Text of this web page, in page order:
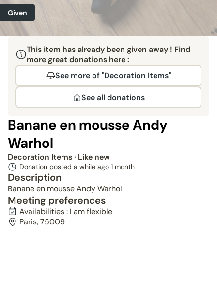
Given
This item has already been given away ! Find
more great donations here :
See more of "Decoration Items"
See all donations
Banane en mousse Andy
Warhol
Decoration Items· Like new
Donation posted a while ago 1 month
Description
Banane en mousse Andy Warhol
Meeting preferences
Availabilities : I am flexible
Paris, 75009